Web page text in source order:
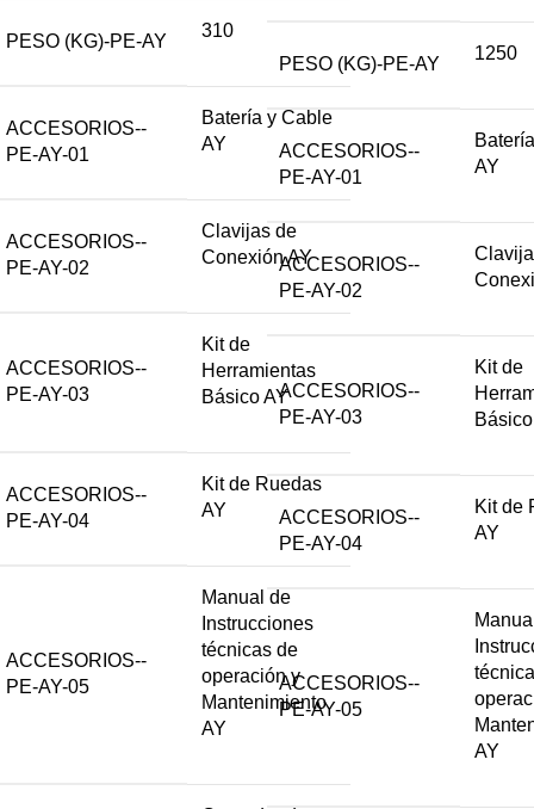
PESO (KG)-PE-AY
310
ACCESORIOS--
PE-AY-01
Batería y Cable
AY
ACCESORIOS--
PE-AY-02
Clavijas de
Conexión AY
ACCESORIOS--
PE-AY-03
Kit de
Herramientas
Básico AY
ACCESORIOS--
PE-AY-04
Kit de Ruedas
AY
ACCESORIOS--
PE-AY-05
Manual de
Instrucciones
técnicas de
operación y
Mantenimiento
AY
PESO (KG)-PE-AY
1250
ACCESORIOS--
PE-AY-01
AY
ACCESORIOS--
PE-AY-02
ACCESORIOS--
PE-AY-03
Kit de
ACCESORIOS--
PE-AY-04
Kit de
AY
ACCESORIOS--
PE-AY-05
AY